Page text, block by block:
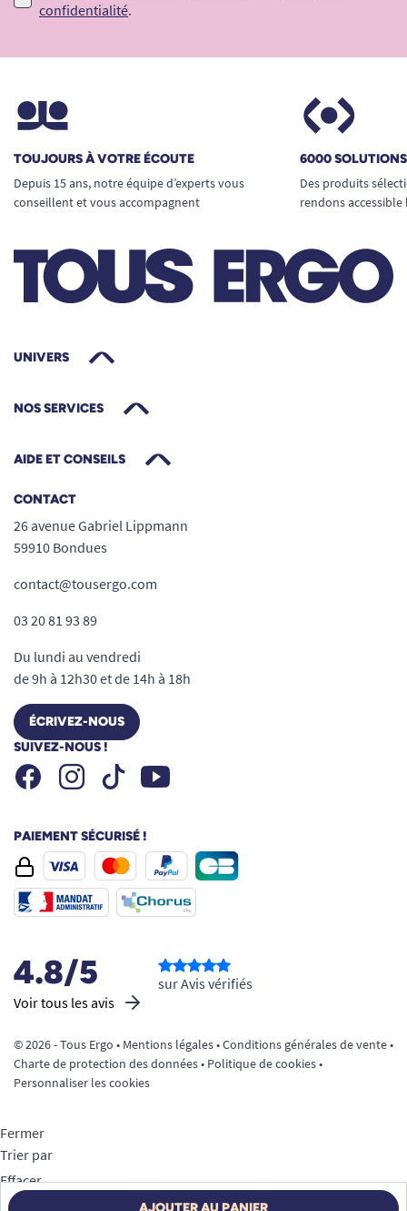
confidentialité.
TOUJOURS À VOTRE ÉCOUTE
Depuis 15 ans, notre équipe d’experts vous
conseillent et vous accompagnent
6000
Des produits
rendons
UNIVERS
NOS SERVICES
AIDE ET CONSEILS
CONTACT
26 avenue Gabriel Lippmann
59910 Bondues
contact@tousergo.com
03 20 81 93 89
Du lundi au vendredi
de 9h à 12h30 et de 14h à 18h
ÉCRIVEZ-NOUS
SUIVEZ-NOUS !
FacebookInstagramTiktok Youtube
PAIEMENT SÉCURISÉ !
4.8/5
Voir tous les avis
sur Avis vérifiés
© 2026 - Tous Ergo • Mentions légales•Conditions générales de vente•
Charte de protection des données• Politique de cookies•
Personnaliser les cookies
AJOUTER AU PANIER
Fermer
Trier par
Effacer
Appliquer